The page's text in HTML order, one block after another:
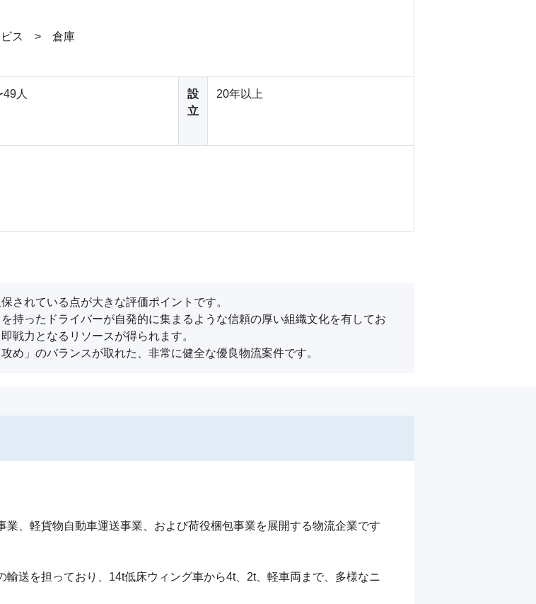
ビス > 倉庫
人
設
立
20年以上
されている点が大きな評価ポイントです。
持ったドライバーが自発的に集まるような信頼の厚い組織文化を有してお
戦力となるリソースが得られます。
め」のバランスが取れた、非常に健全な優良物流案件です。
、軽貨物自動車運送事業、および荷役梱包事業を展開する物流企業です
輸送を担っており、14t低床ウィング車から4t、2t、軽車両まで、多様なニ